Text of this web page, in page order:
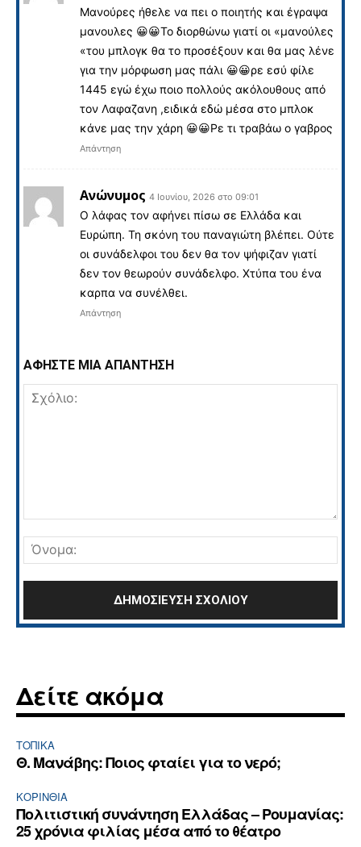
Μανούρες ήθελε να πει ο ποιητής και έγραψα
μανουλες 😀😀Το διορθώνω γιατί οι «μανούλες
«του μπλογκ θα το προσέξουν και θα μας λένε
για την μόρφωση μας πάλι 😀😀ρε εσύ φίλε
1445 εγώ έχω ποιο πολλούς ακόλουθους από
τον Λαφαζανη ,ειδικά εδώ μέσα στο μπλοκ
κάνε μας την χάρη 😀😀Ρε τι τραβάω ο γαβρος
Απάντηση
Ανώνυμος 4 Ιουνίου, 2026 στο 09:01
Ο λάφας τον αφήνει πίσω σε Ελλάδα και
Ευρώπη. Τη σκόνη του παναγιώτη βλέπει. Ούτε
οι συνάδελφοι του δεν θα τον ψήφιζαν γιατί
δεν τον θεωρούν συνάδελφο. Χτύπα του ένα
καρπα να συνέλθει.
Απάντηση
ΑΦΗΣΤΕ ΜΙΑ ΑΠΑΝΤΗΣΗ
Δείτε ακόμα
ΤΟΠΙΚΑ
Θ. Μανάβης: Ποιος φταίει για το νερό;
ΚΟΡΙΝΘΊΑ
Πολιτιστική συνάντηση Ελλάδας – Ρουμανίας:
25 χρόνια φιλίας μέσα από το θέατρο